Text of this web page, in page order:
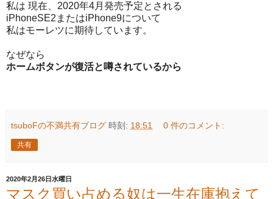
私は 現在、2020年4月発売予定とされる
iPhoneSE2またはiPhone9について
私はモーレツに期待しています。
なぜなら
ホームボタンが復活と噂されているから
tsuboFの不満共有ブログ 時刻: 18:51 0 件のコメント:
共有
2020年2月26日水曜日
マスク買い占める奴は一生在庫抱えて